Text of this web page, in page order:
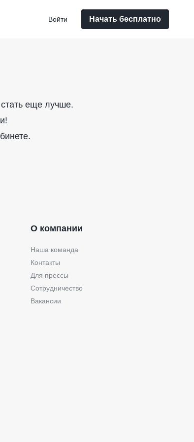
Начать бесплатно
Войти
еще лучше.
О компании
Наша команда
Контакты
Для прессы
Сотрудничество
Вакансии